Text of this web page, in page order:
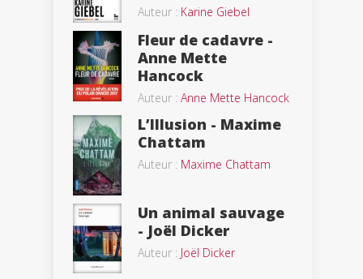
Auteur : Karine Giebel
Fleur de cadavre -
Anne Mette
Hancock
Auteur : Anne Mette Hancock
L’Illusion - Maxime
Chattam
Auteur : Maxime Chattam
Un animal sauvage
- Joël Dicker
Auteur : Joël Dicker